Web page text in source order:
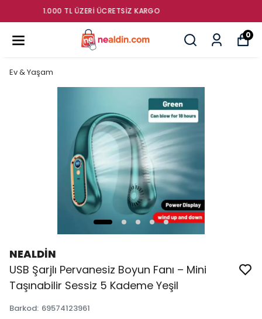
GÜMRÜK ÜRÜNLERI SATIŞ MAĞAZASI
0
Ev & Yaşam
NEALDİN
USB Şarjlı Pervanesiz Boyun Fanı – Mini
Taşınabilir Sessiz 5 Kademe Yeşil
Barkod: 69574123961